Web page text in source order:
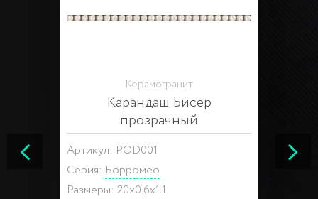
Керамогранит
Карандаш Бисер
прозрачный
Артикул: POD001
Серия: Борромео
Размеры: 20x0,6x1.1